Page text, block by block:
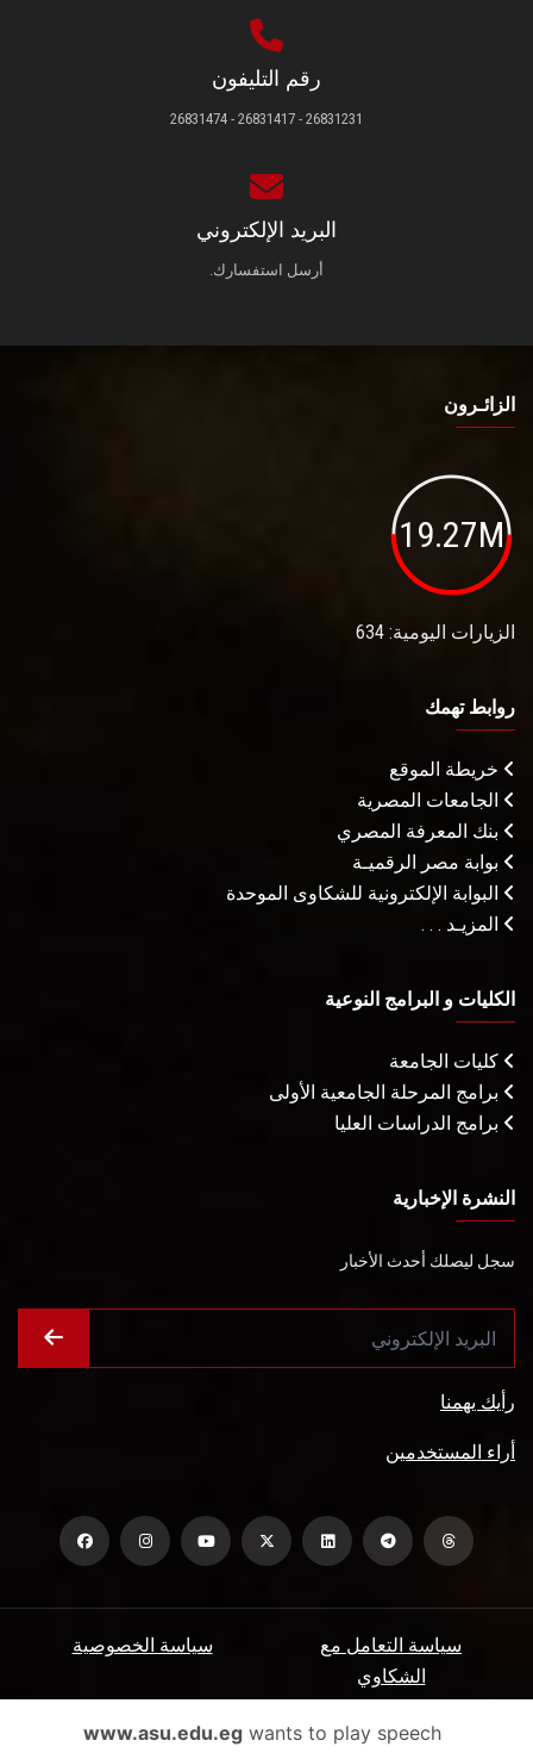
رقم التليفون
26831231 - 26831417 - 26831474
البريد الإلكتروني
أرسل استفسارك.
الزائـرون
19.27M
الزيارات اليومية: 634
روابط تهمك
خريطة الموقع
الجامعات المصرية
بنك المعرفة المصري
بوابة مصر الرقميـة
البوابة الإلكترونية للشكاوى الموحدة
المزيـد . . .
الكليات و البرامج النوعية
كليات الجامعة
برامج المرحلة الجامعية الأولى
برامج الدراسات العليا
النشرة الإخبارية
سجل ليصلك أحدث الأخبار
رأيك يهمنا
أراء المستخدمين
سياسة الخصوصية
سياسة التعامل مع
الشكاوي
الأسئلة الشائعة ميثاق المتعاملين www.asu.edu.egwants to play speech